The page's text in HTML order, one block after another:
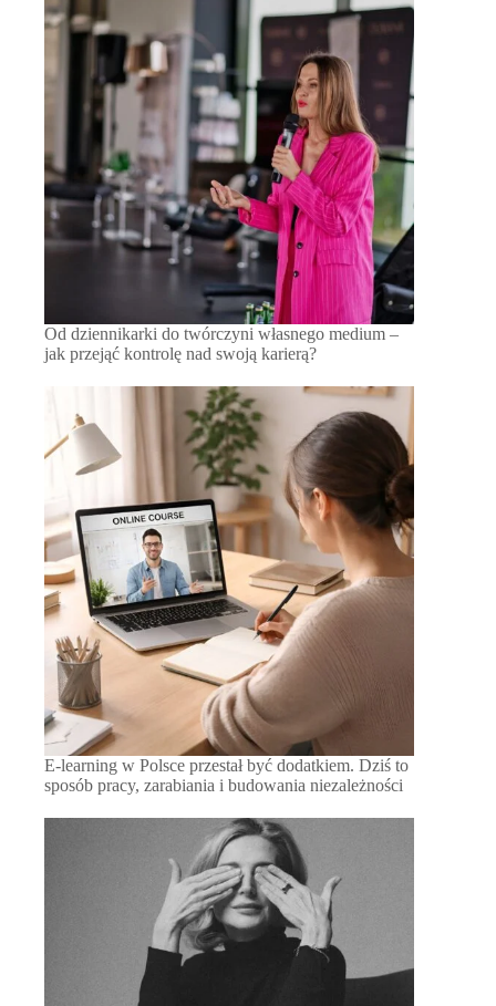
Od dziennikarki do twórczyni własnego medium –
jak przejąć kontrolę nad swoją karierą?
E-learning w Polsce przestał być dodatkiem. Dziś to
sposób pracy, zarabiania i budowania niezależności